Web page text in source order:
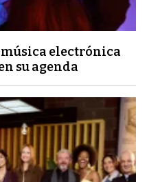
música electrónica
su agenda